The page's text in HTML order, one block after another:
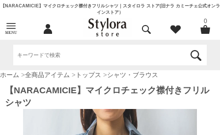
【NARACAMICIE】マイクロチェック襟付きフリルシャツ｜スタイロラ ストア(旧ナラ カミーチェ公式オンラ
インストア）
0
ホーム >全商品アイテム > トップス >シャツ・ブラウス
【NARACAMICIE】マイクロチェック襟付きフリル
シャツ